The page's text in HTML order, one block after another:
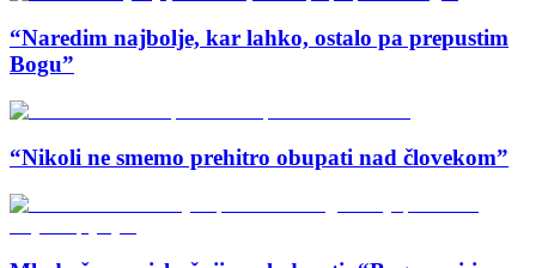
“Naredim najbolje, kar lahko, ostalo pa prepustim
Bogu”
“Nikoli ne smemo prehitro obupati nad človekom”